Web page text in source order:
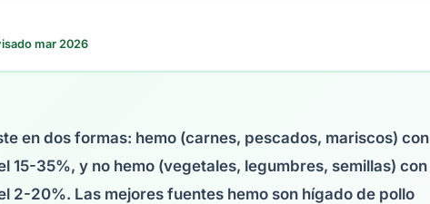
mar 2026
en dos formas: hemo (carnes, pescados, mariscos) con
15-35%, y no hemo (vegetales, legumbres, semillas) con
2-20%. Las mejores fuentes hemo son hígado de pollo